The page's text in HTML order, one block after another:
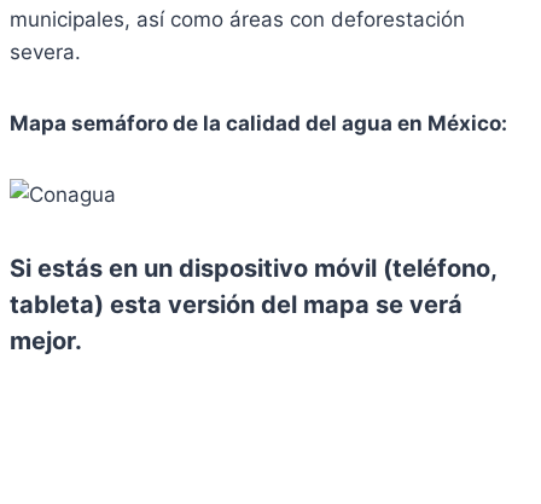
municipales, así como áreas con deforestación
severa.
Mapa semáforo de la calidad del agua en México:
Si estás en un dispositivo móvil (teléfono,
tableta) esta versión del mapa se verá
mejor.